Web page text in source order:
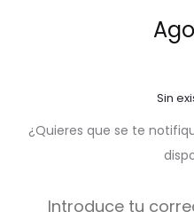
Sin
¿Quieres que se te